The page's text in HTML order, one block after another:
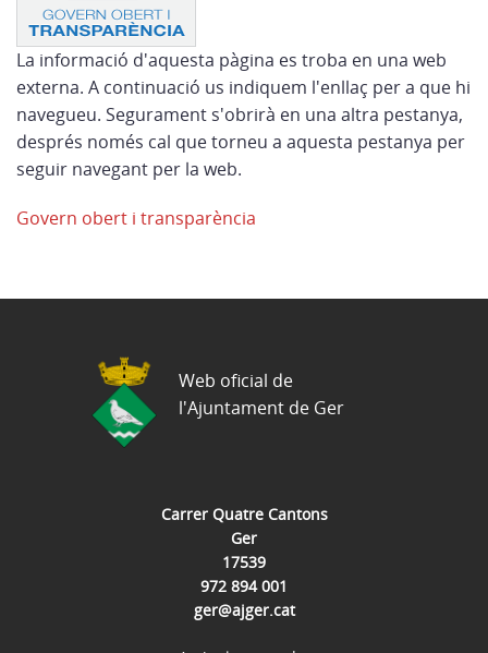
La informació d'aquesta pàgina es troba en una web
externa. A continuació us indiquem l'enllaç per a que hi
navegueu. Segurament s'obrirà en una altra pestanya,
després només cal que torneu a aquesta pestanya per
seguir navegant per la web.
Govern obert i transparència
Carrer Quatre Cantons
Ger
17539
972 894 001
ger@ajger.cat
Web oficial de
l'Ajuntament de Ger